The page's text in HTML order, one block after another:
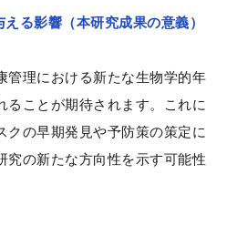
る影響（本研究成果の意義）
管理における新たな生物学的年
ることが期待されます。これに
クの早期発見や予防策の策定に
究の新たな方向性を示す可能性